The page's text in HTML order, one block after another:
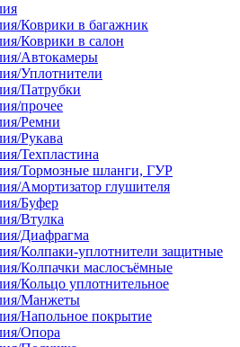
Коврики в багажник
Коврики в салон
Автокамеры
Уплотнители
Патрубки
прочее
Ремни
Рукава
Техпластина
Тормозные шланги, ГУР
Амортизатор глушителя
Буфер
Втулка
Диафрагма
Колпаки-уплотнители защитные
Колпачки маслосъёмные
Кольцо уплотнительное
Манжеты
Напольное покрытие
Опора